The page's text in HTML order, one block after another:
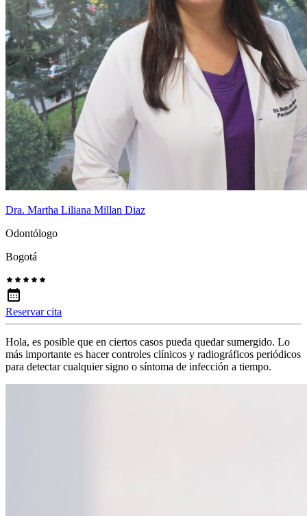
Dra. Martha Liliana Millan Diaz
Odontólogo
Bogotá
Reservar cita
Hola, es posible que en ciertos casos pueda quedar sumergido. Lo
más importante es hacer controles clínicos y radiográficos periódicos
para detectar cualquier signo o síntoma de infección a tiempo.